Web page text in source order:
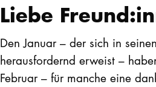
Liebe
Den Januar – der sich in
herausfordernd erweist –
Februar – für manche eine